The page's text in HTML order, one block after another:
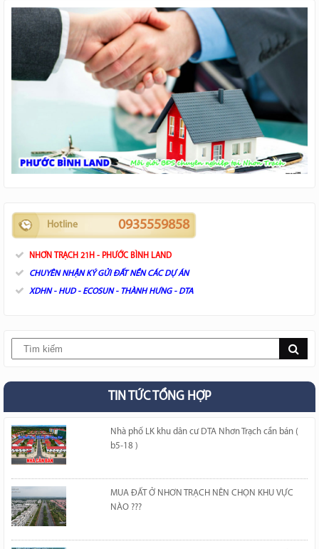
Hotline 0935559858
NHƠN TRẠCH 21H - PHƯỚC BÌNH LAND
CHUYÊN NHẬN KÝ GỬI ĐẤT NỀN CÁC DỰ ÁN
XDHN - HUD - ECOSUN - THÀNH HƯNG - DTA
TIN TỨC TỔNG HỢP
Nhà phố LK khu dân cư DTA Nhơn Trạch cần bán (
b5-18 )
MUA ĐẤT Ở NHƠN TRẠCH NÊN CHỌN KHU VỰC
NÀO ???